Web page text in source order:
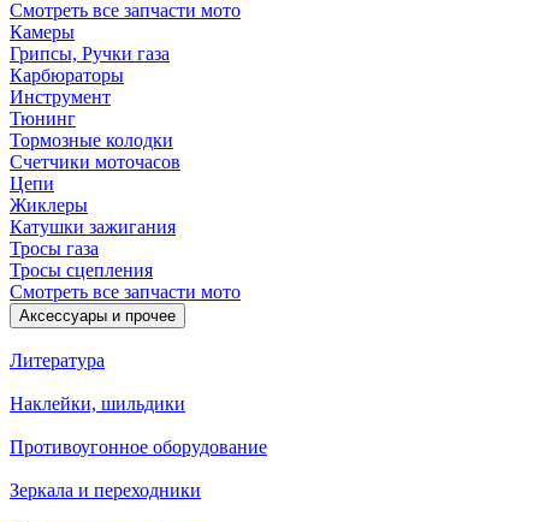
Смотреть все запчасти мото
Камеры
Грипсы, Ручки газа
Карбюраторы
Инструмент
Тюнинг
Тормозные колодки
Счетчики моточасов
Цепи
Жиклеры
Катушки зажигания
Тросы газа
Тросы сцепления
Смотреть все запчасти мото
Аксессуары и прочее
Литература
Наклейки, шильдики
Противоугонное оборудование
Зеркала и переходники